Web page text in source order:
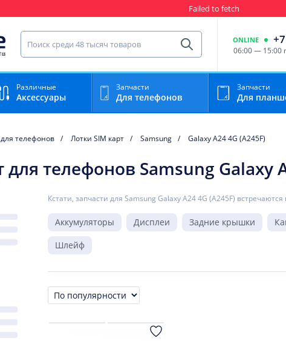
Failed to fetch
Найти запчасть для мобильного устройства
Найти
ONLINE
06:00 — 15:00
Различные
Аксессуары
Запчасти
Для телефонов
Запчасти
Для
телефонов Лотки SIM карт Samsung Galaxy A24 4G (A245F)
для телефонов Samsung Galaxy
Кстати, запчасти для Samsung Galaxy A24 4G (A245F) встречаются
Аккумуляторы Дисплеи Задние крышки
Шлейф
Сортировка